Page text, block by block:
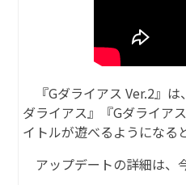
『Gダライアス Ver.2』
ダライアス』『Gダライア
イトルが遊べるようになる
アップデートの詳細は、